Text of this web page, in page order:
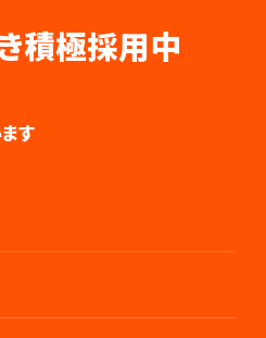
積極採用中
す